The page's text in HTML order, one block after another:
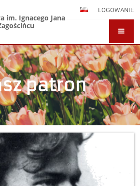
LOGOWANIE
im. Ignacego Jana
patron